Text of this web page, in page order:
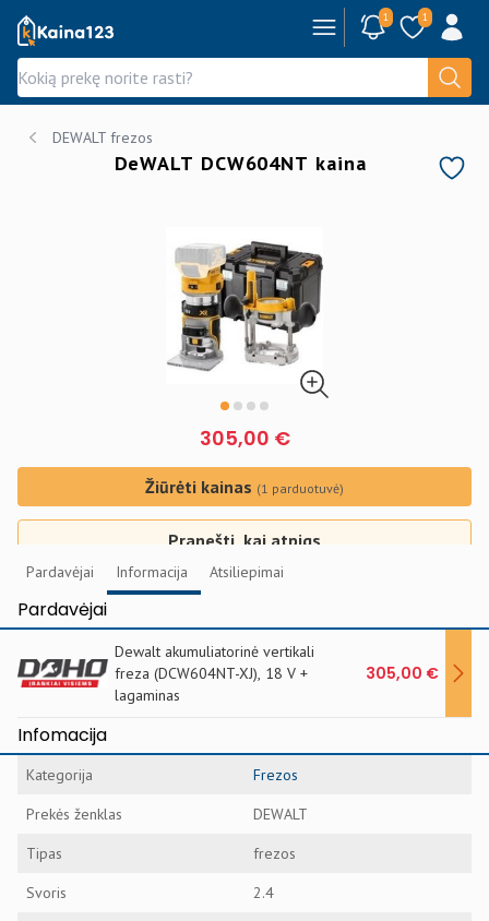
Kaina123.lt 1 1
DEWALT frezos
DeWALT DCW604NT kaina
305,00 €
Žiūrėti kainas (1 parduotuvė)
Pranešti, kai atpigs
Pardavėjai Informacija Atsiliepimai
Pardavėjai
Dewalt akumuliatorinė vertikali
freza (DCW604NT-XJ), 18 V +
lagaminas
305,00 €
Infomacija
Kategorija
Frezos
Prekės ženklas
DEWALT
Tipas
frezos
Svoris
2.4